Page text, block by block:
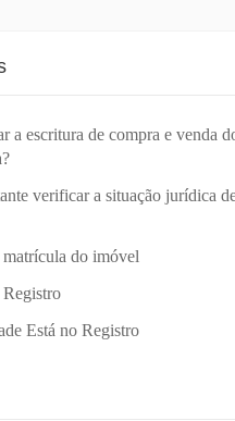
a escritura de compra e venda
verificar a situação jurídica
do imóvel
Está no Registro